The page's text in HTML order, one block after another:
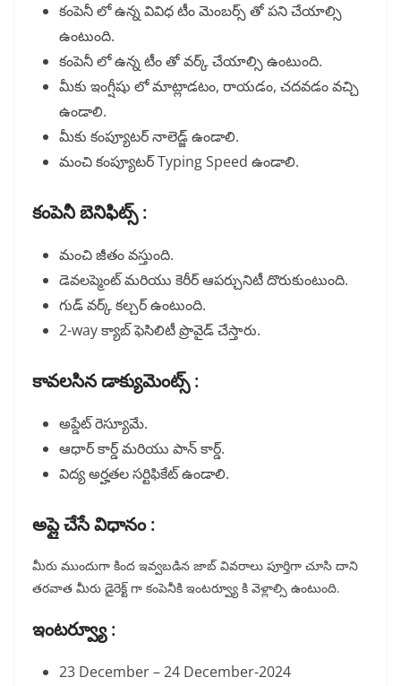
కంపెనీ లో ఉన్న వివిధ టీం మెంబర్స్ తో పని చేయాల్సి
ఉంటుంది.
కంపెనీ లో ఉన్న టీం తో వర్క్ చేయాల్సి ఉంటుంది.
మీకు ఇంగ్షీషు లో మాట్లాడటం, రాయడం, చదవడం వచ్చి
ఉండాలి.
మీకు కంప్యూటర్ నాలెడ్జ్ ఉండాలి.
మంచి కంప్యూటర్ Typing Speed ఉండాలి.
కంపెనీ బెనిఫిట్స్ :
మంచి జీతం వస్తుంది.
డెవలప్మెంట్ మరియు కెరీర్ ఆపర్చునిటీ దొరుకుంటుంది.
గుడ్ వర్క్ కల్చర్ ఉంటుంది.
2-way క్యాబ్ ఫెసిలిటీ ప్రొవైడ్ చేస్తారు.
కావలసిన డాక్యుమెంట్స్ :
అప్డేట్ రెస్యూమే.
ఆధార్ కార్డ్ మరియు పాన్ కార్డ్.
విద్య అర్హతల సర్టిఫికేట్ ఉండాలి.
అప్లై చేసే విధానం :
మీరు ముందుగా కింద ఇవ్వబడిన జాబ్ వివరాలు పూర్తిగా చూసి దాని
తరవాత మీరు డైరెక్ట్ గా కంపెనీకి ఇంటర్వ్యూ కి వెళ్లాల్సి ఉంటుంది.
ఇంటర్వ్యూ :
23 December – 24 December-2024